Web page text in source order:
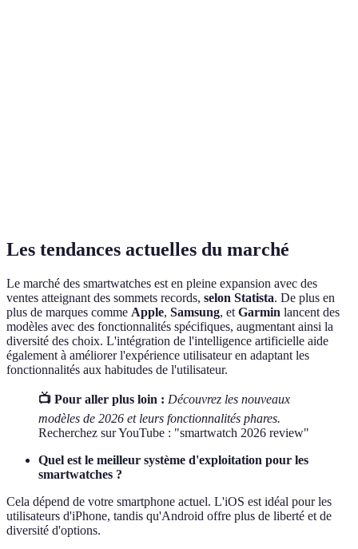
Les tendances actuelles du marché
Le marché des smartwatches est en pleine expansion avec des
ventes atteignant des sommets records, selon Statista. De plus en
plus de marques comme Apple, Samsung, et Garmin lancent des
modèles avec des fonctionnalités spécifiques, augmentant ainsi la
diversité des choix. L'intégration de l'intelligence artificielle aide
également à améliorer l'expérience utilisateur en adaptant les
fonctionnalités aux habitudes de l'utilisateur.
📺 Pour aller plus loin : Découvrez les nouveaux
modèles de 2026 et leurs fonctionnalités phares.
Recherchez sur YouTube : "smartwatch 2026 review"
Quel est le meilleur système d'exploitation pour les
smartwatches ?
Cela dépend de votre smartphone actuel. L'iOS est idéal pour les
utilisateurs d'iPhone, tandis qu'Android offre plus de liberté et de
diversité d'options.